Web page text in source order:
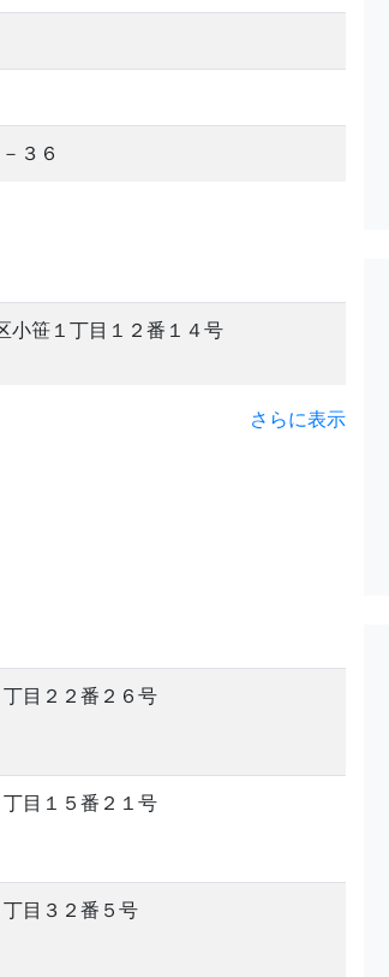
３６
小笹１丁目１２番１４号
さらに表示
目２２番２６号
目１５番２１号
目３２番５号